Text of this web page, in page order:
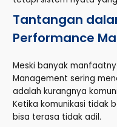
Tantangan
Performance
Meski banyak
Management sering
adalah kurangnya
Ketika komunikasi tidak
bisa terasa tidak adil.